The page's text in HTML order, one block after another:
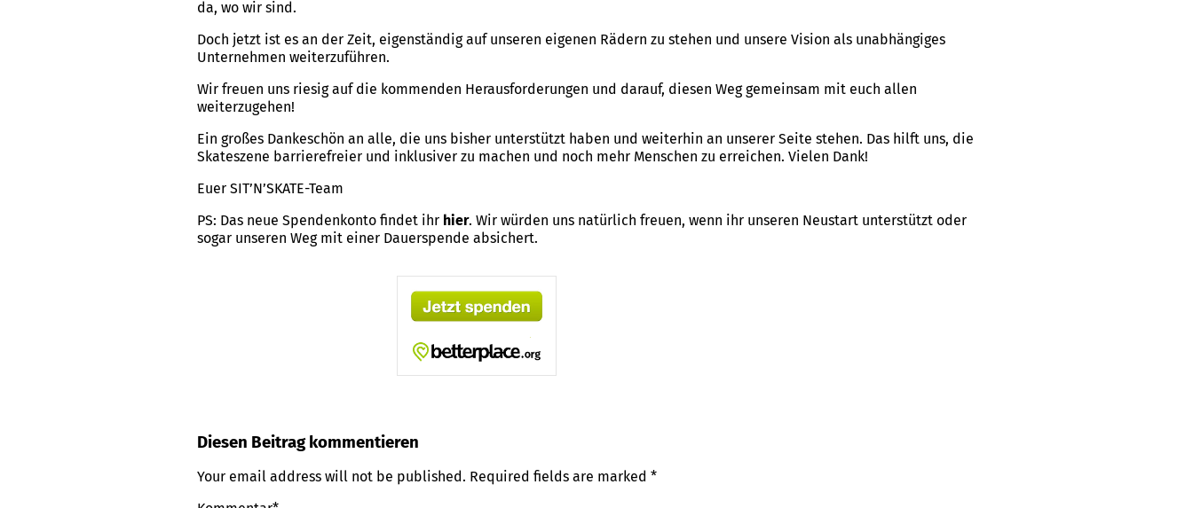
da, wo wir sind.
Doch jetzt ist es an der Zeit, eigenständig auf unseren eigenen Rädern zu stehen und unsere Vision als unabhängiges
Unternehmen weiterzuführen.
Wir freuen uns riesig auf die kommenden Herausforderungen und darauf, diesen Weg gemeinsam mit euch allen
weiterzugehen!
Ein großes Dankeschön an alle, die uns bisher unterstützt haben und weiterhin an unserer Seite stehen. Das hilft uns, die
Skateszene barrierefreier und inklusiver zu machen und noch mehr Menschen zu erreichen. Vielen Dank!
Euer SIT’N’SKATE-Team
PS: Das neue Spendenkonto findet ihr hier. Wir würden uns natürlich freuen, wenn ihr unseren Neustart unterstützt oder
sogar unseren Weg mit einer Dauerspende absichert.
Diesen Beitrag kommentieren
Your email address will not be published. Required fields are marked *